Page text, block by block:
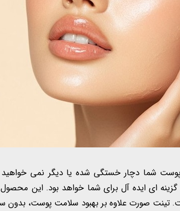
شما دچار خستگی شده یا دیگر نمی خواهید
ای ایده آل برای شما خواهد بود. این
تینت صورت علاوه بر بهبود سلامت پوست،